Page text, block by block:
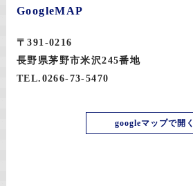
GoogleMAP
〒391-0216
長野県茅野市米沢245番地
TEL.0266-73-5470
googleマップで開く